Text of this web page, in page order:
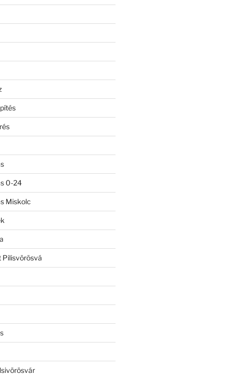
0-24
Miskolc
Pilisvörösvá